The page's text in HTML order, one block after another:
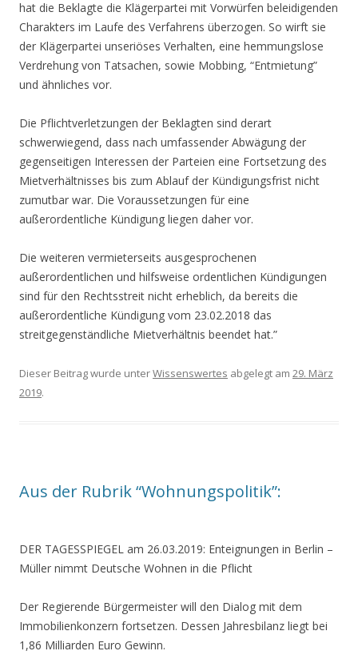
hat die Beklagte die Klägerpartei mit Vorwürfen beleidigenden
Charakters im Laufe des Verfahrens überzogen. So wirft sie
der Klägerpartei unseriöses Verhalten, eine hemmungslose
Verdrehung von Tatsachen, sowie Mobbing, “Entmietung”
und ähnliches vor.
Die Pflichtverletzungen der Beklagten sind derart
schwerwiegend, dass nach umfassender Abwägung der
gegenseitigen Interessen der Parteien eine Fortsetzung des
Mietverhältnisses bis zum Ablauf der Kündigungsfrist nicht
zumutbar war. Die Voraussetzungen für eine
außerordentliche Kündigung liegen daher vor.
Die weiteren vermieterseits ausgesprochenen
außerordentlichen und hilfsweise ordentlichen Kündigungen
sind für den Rechtsstreit nicht erheblich, da bereits die
außerordentliche Kündigung vom 23.02.2018 das
streitgegenständliche Mietverhältnis beendet hat.”
Dieser Beitrag wurde unterWissenswertes abgelegt am 29. März
2019.
Aus der Rubrik “Wohnungspolitik”:
DER TAGESSPIEGEL am 26.03.2019: Enteignungen in Berlin –
Müller nimmt Deutsche Wohnen in die Pflicht
Der Regierende Bürgermeister will den Dialog mit dem
Immobilienkonzern fortsetzen. Dessen Jahresbilanz liegt bei
1,86 Milliarden Euro Gewinn.